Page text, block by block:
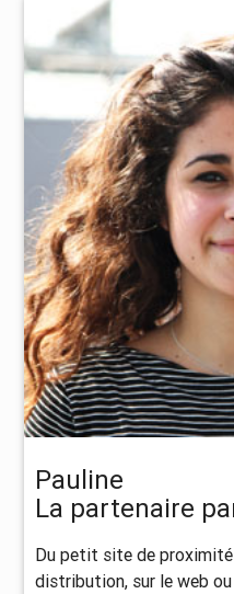
Pauline
La partenaire
Du petit site de proximité
distribution, sur le web